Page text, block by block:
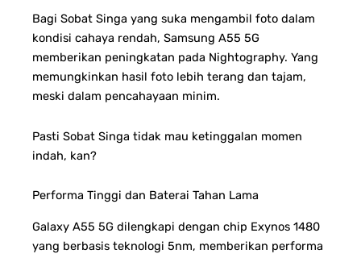
Bagi Sobat Singa yang suka mengambil foto dalam
kondisi cahaya rendah, Samsung A55 5G
memberikan peningkatan pada Nightography. Yang
memungkinkan hasil foto lebih terang dan tajam,
meski dalam pencahayaan minim.
Pasti Sobat Singa tidak mau ketinggalan momen
indah, kan?
Performa Tinggi dan Baterai Tahan Lama
Galaxy A55 5G dilengkapi dengan chip Exynos 1480
yang berbasis teknologi 5nm, memberikan performa